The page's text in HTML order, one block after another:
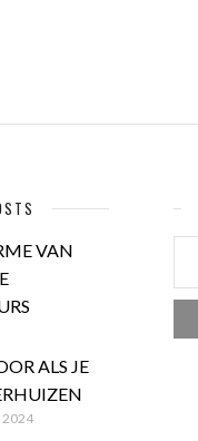
VAN
ALS JE
2024